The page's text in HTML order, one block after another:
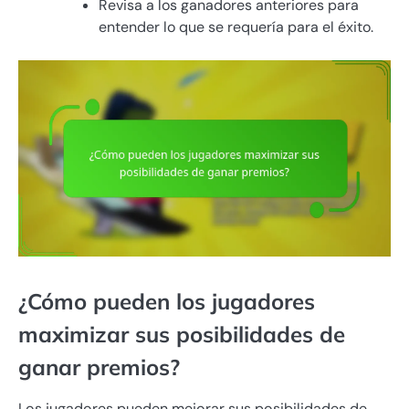
Revisa a los ganadores anteriores para
entender lo que se requería para el éxito.
¿Cómo pueden los jugadores
maximizar sus posibilidades de
ganar premios?